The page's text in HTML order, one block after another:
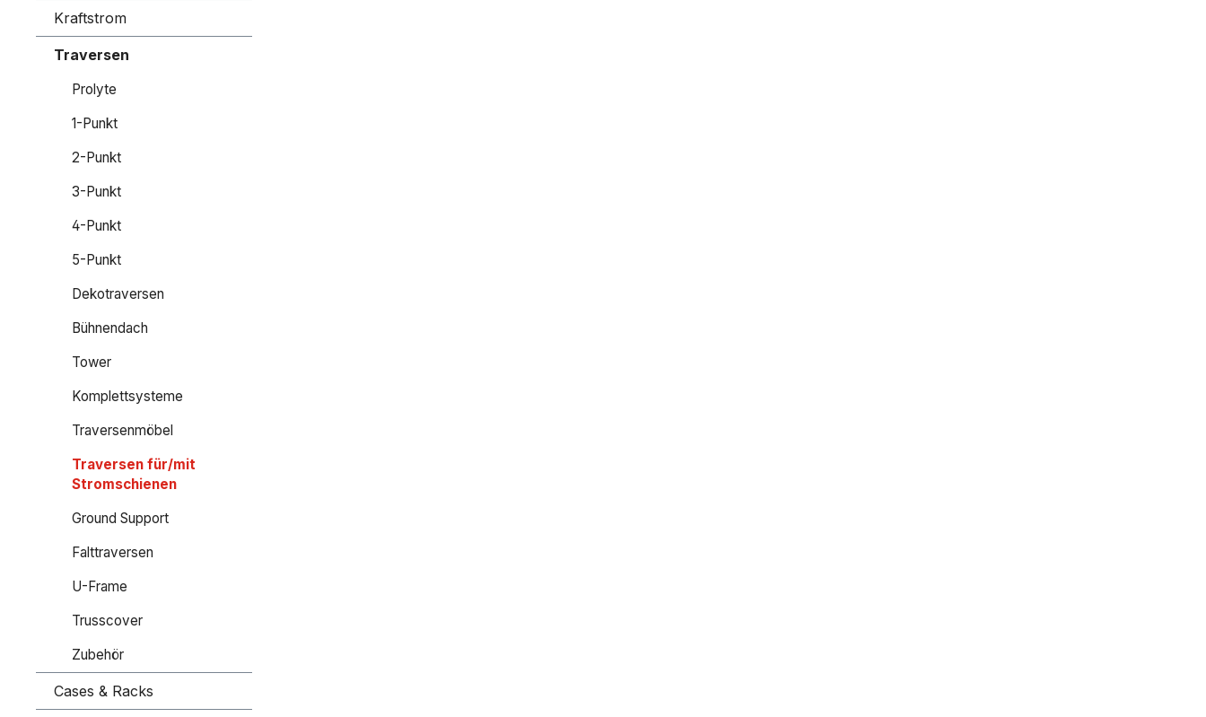
Kraftstrom
Traversen
Prolyte
1-Punkt
2-Punkt
3-Punkt
4-Punkt
5-Punkt
Dekotraversen
Bühnendach
Tower
Komplettsysteme
Traversenmöbel
Traversen für/mit
Stromschienen
Ground Support
Falttraversen
U-Frame
Trusscover
Zubehör
Cases & Racks